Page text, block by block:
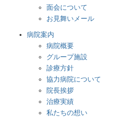
面会について
お見舞いメール
病院案内
病院概要
グループ施設
診療方針
協力病院について
院長挨拶
治療実績
私たちの想い